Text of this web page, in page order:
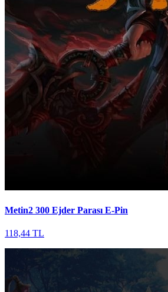
Metin2 300 Ejder Parası E-Pin
118,44 TL